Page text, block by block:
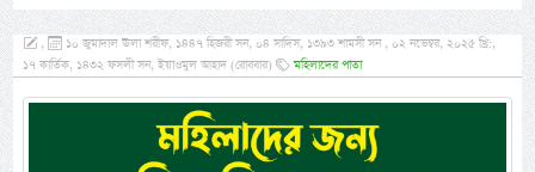
,
১০ জুমাদাল ঊলা শরীফ, ১৪৪৭ হিজরী সন, ০৪ সাদিস, ১৩৯৩ শামসী সন , ০২ নভেম্বর, ২০২৫ খ্রি:,
১৭ কার্তিক, ১৪৩২ ফসলী সন, ইয়াওমুল আহাদ (রোববার)
মহিলাদের পাতা